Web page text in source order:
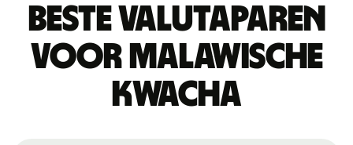
Beste valutaparen
voor Malawische
kwacha